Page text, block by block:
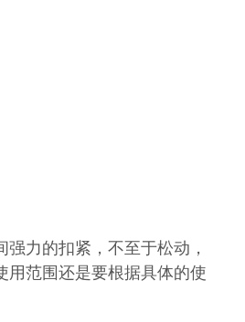
力的扣紧，不至于松动，
用范围还是要根据具体的使